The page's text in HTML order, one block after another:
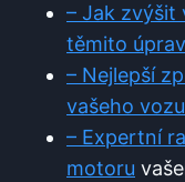
– Jak zvýšit
těmito
– Nejlepší
vašeho
– Expertní
motoru